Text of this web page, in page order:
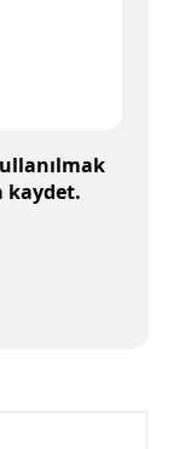
kaydet.